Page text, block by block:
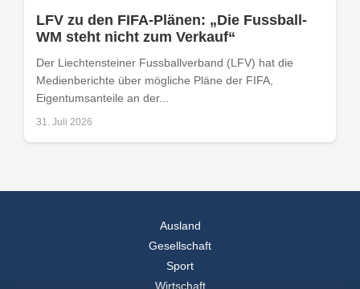
LFV zu den FIFA-Plänen: „Die Fussball-
WM steht nicht zum Verkauf“
Der Liechtensteiner Fussballverband (LFV) hat die
Medienberichte über mögliche Pläne der FIFA,
Eigentumsanteile an der...
31. Juli 2026
Ausland
Gesellschaft
Sport
Wirtschaft